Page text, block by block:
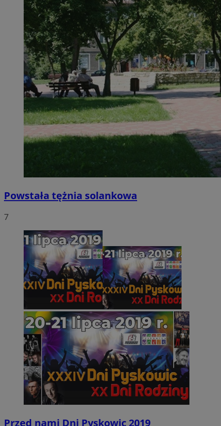
Powstała tężnia solankowa
7
Przed nami Dni Pyskowic 2019